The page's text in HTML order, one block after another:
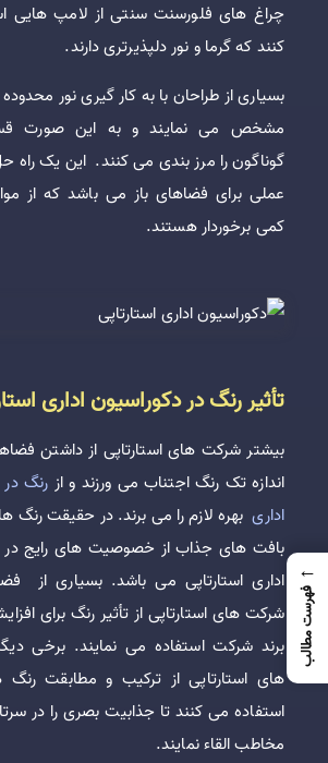
چراغ های فلورسنت سنتی از لامپ هایی
کنند که گرما و نور دلپذیرتری دارند.
بسیاری از طراحان با به کار گیری نور
مشخص می نمایند و به این صورت
گوناگون را مرز بندی می کنند. این یک
عملی برای فضاهای باز می باشد که از
کمی برخوردار هستند.
تأثیر رنگ در دکوراسیون اداری
بیشتر شرکت های استارتاپی از داشتن
اندازه تک رنگ اجتناب می ورزند و از رنگ
اداری بهره لازم را می برند. در حقیقت رنگ
بافت های جذاب از خصوصیت های رایج در
اداری استارتاپی می باشد. بسیاری از
شرکت های استارتاپی از تأثیر رنگ برای
برند شرکت استفاده می نمایند. برخی
های استارتاپی از ترکیب و مطابقت
استفاده می کنند تا جذابیت بصری را در
مخاطب القاء نمایند.
←
فهرست مطالب